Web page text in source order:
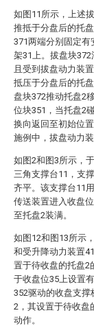
如图11所示，上述
推抵于分盘后的托
371两端分别固定有
架31上。拔盘块372
且受到拔盘动力装
抵压于分盘后的托
盘块372推动托盘2
位块351，当托盘2
换向返回至初始位
施例中，拔盘动力
如图2和图3所示，
三角支撑台11，支
齐平。该支撑台11
传送装置进入收盘
至托盘2装满。
如图12和图13所示
和受升降动力装置
置于待收盘的托盘2
于收盘位35上设置
352驱动的收盘支撑
2，其设置于待收盘
动作。